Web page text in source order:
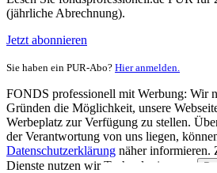
(jährliche Abrechnung).
Jetzt abonnieren
Sie haben ein PUR-Abo? Hier anmelden.
FONDS professionell mit Werbung: Wir
Gründen die Möglichkeit, unsere
Werbeplatz zur Verfügung zu stellen.
der Verantwortung von uns liegen,
Datenschutzerklärung näher informieren.
Dienste nutzen wir Technologien von